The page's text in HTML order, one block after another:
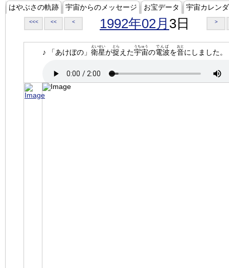
はやぶさの軌跡 宇宙からのメッセージ お宝データ 宇宙カレン
<<< << < 1992年02月 3日 >
♪ 「あけぼの」 衛星
えいせい
が捉
とら
えた宇宙
うちゅう
の電波
でんぱ
を音
おと
にしました。